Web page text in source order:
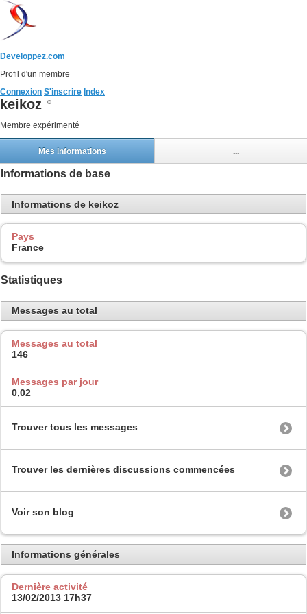
Developpez.com
Profil d'un membre
Connexion S'inscrire Index
keikoz
Membre expérimenté
Mes informations ...
Informations de base
Informations de keikoz
Pays
France
Statistiques
Messages au total
Messages au total
146
Messages par jour
0,02
Trouver tous les messages
Trouver les dernières discussions commencées
Voir son blog
Informations générales
Dernière activité
13/02/2013 17h37